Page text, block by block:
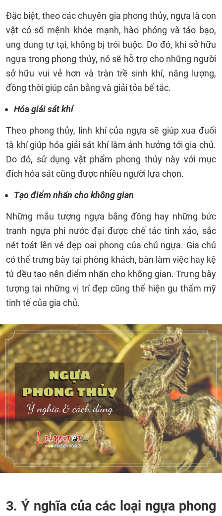
Đặc biệt, theo các chuyên gia phong thủy, ngựa là con
vật có số mệnh khỏe mạnh, hào phóng và táo bạo,
ung dung tự tại, không bị trói buộc. Do đó, khi sở hữu
ngựa trong phong thủy, nó sẽ hỗ trợ cho những người
sở hữu vui vẻ hơn và tràn trề sinh khí, năng lượng,
đồng thời giúp cân bằng và giải tỏa bế tắc.
Hóa giải sát khí
Theo phong thủy, linh khí của ngựa sẽ giúp xua đuổi
tà khí giúp hóa giải sát khí làm ảnh hưởng tới gia chủ.
Do đó, sử dụng vật phẩm phong thủy này với mục
đích hóa sát cũng được nhiều người lựa chọn.
Tạo điểm nhấn cho không gian
Những mẫu tượng ngựa bằng đồng hay những bức
tranh ngựa phi nước đại được chế tác tinh xảo, sắc
nét toát lên vẻ đẹp oai phong của chú ngựa. Gia chủ
có thể trưng bày tại phòng khách, bàn làm việc hay kệ
tủ đều tạo nên điểm nhấn cho không gian. Trưng bày
tượng tại những vị trí đẹp cũng thể hiện gu thẩm mỹ
tinh tế của gia chủ.
3. Ý nghĩa của các loại ngựa phong